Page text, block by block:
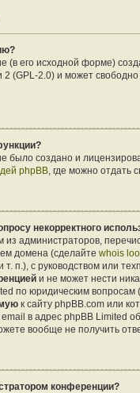
(в его исходной форме)
2 (GPL-2.0) и может
было создано и
phpBB, где можно отдать
некорректного
администраторов,
домена (сделайте whois
т. п.), с руководством или
и не может нести
по юридическим вопросам
к сайту phpBB.com или
в адрес phpBB Limited
вообще не получить
конференции?